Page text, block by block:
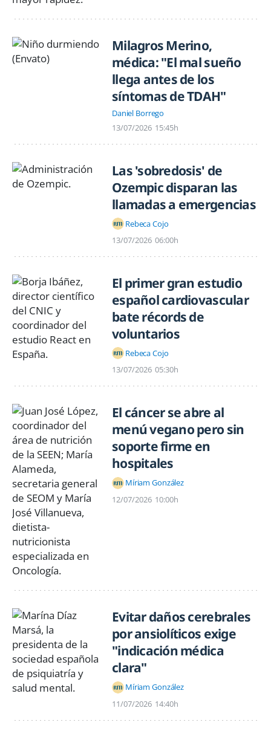
Milagros Merino,
médica: "El mal sueño
llega antes de los
síntomas de TDAH"
Daniel Borrego
13/07/2026 15:45h
Las 'sobredosis' de
Ozempic disparan las
llamadas a emergencias
Rebeca Cojo
13/07/2026 06:00h
El primer gran estudio
español cardiovascular
bate récords de
voluntarios
Rebeca Cojo
13/07/2026 05:30h
El cáncer se abre al
menú vegano pero sin
soporte firme en
hospitales
Míriam González
12/07/2026 10:00h
Evitar daños cerebrales
por ansiolíticos exige
"indicación médica
clara"
Míriam González
11/07/2026 14:40h